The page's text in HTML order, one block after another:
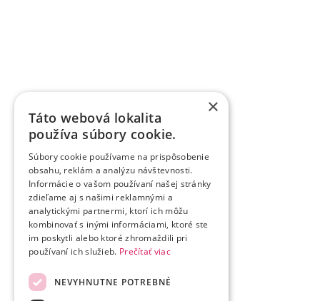
×
Táto webová lokalita
používa súbory cookie.
Súbory cookie používame na prispôsobenie
obsahu, reklám a analýzu návštevnosti.
Informácie o vašom používaní našej stránky
zdieľame aj s našimi reklamnými a
analytickými partnermi, ktorí ich môžu
kombinovať s inými informáciami, ktoré ste
im poskytli alebo ktoré zhromaždili pri
používaní ich služieb. Prečítať viac
NEVYHNUTNE POTREBNÉ